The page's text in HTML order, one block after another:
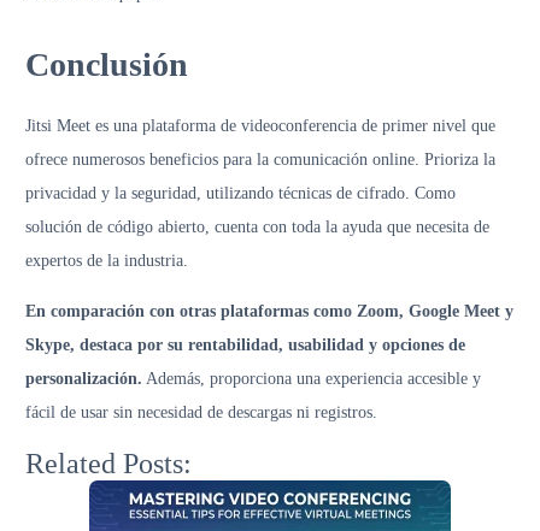
Conclusión
Jitsi Meet es una plataforma de videoconferencia de primer nivel que
ofrece numerosos beneficios para la comunicación online. Prioriza la
privacidad y la seguridad, utilizando técnicas de cifrado. Como
solución de código abierto, cuenta con toda la ayuda que necesita de
expertos de la industria.
En comparación con otras plataformas como Zoom, Google Meet y
Skype, destaca por su rentabilidad, usabilidad y opciones de
personalización. Además, proporciona una experiencia accesible y
fácil de usar sin necesidad de descargas ni registros.
Related Posts: